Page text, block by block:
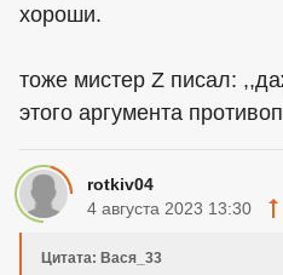
хороши.
тоже мистер Z писал:
этого аргумента
rotkiv04
4 августа 2023 13:30
Цитата: Вася_33